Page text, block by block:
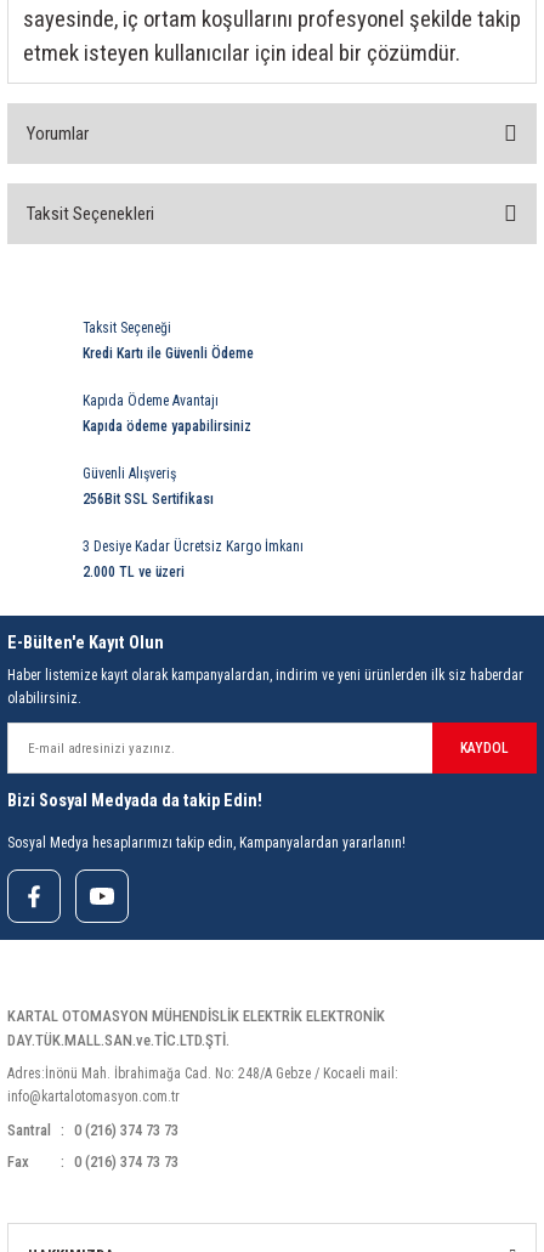
sayesinde, iç ortam koşullarını profesyonel şekilde takip
etmek isteyen kullanıcılar için ideal bir çözümdür.
Yorumlar
Taksit Seçenekleri
3 Desiye Kadar Ücretsiz Kargo İmkanı
2.000 TL ve üzeri
Kapıda Ödeme Avantajı
Kapıda ödeme yapabilirsiniz
Güvenli Alışveriş
256Bit SSL Sertifikası
Taksit Seçeneği
Kredi Kartı ile Güvenli Ödeme
E-Bülten'e Kayıt Olun
Haber listemize kayıt olarak kampanyalardan, indirim ve yeni ürünlerden ilk siz haberdar
olabilirsiniz.
KAYDOL
Bizi Sosyal Medyada da takip Edin!
Sosyal Medya hesaplarımızı takip edin, Kampanyalardan yararlanın!
KARTAL OTOMASYON MÜHENDİSLİK ELEKTRİK ELEKTRONİK
DAY.TÜK.MALL.SAN.ve.TİC.LTD.ŞTİ.
Adres:İnönü Mah. İbrahimağa Cad. No: 248/A Gebze / Kocaeli mail:
info@kartalotomasyon.com.tr
Santral
0 (216) 374 73 73
Fax
0 (216) 374 73 73